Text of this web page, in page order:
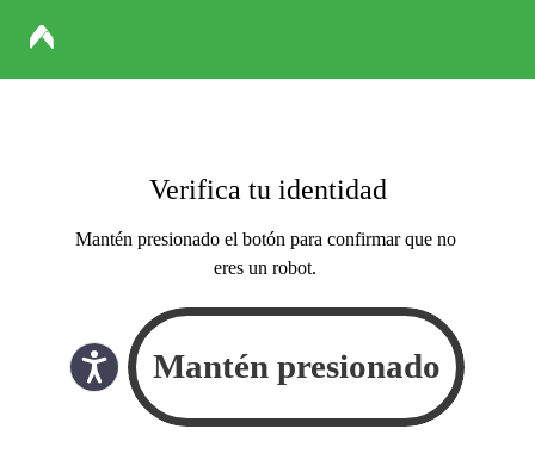
Verifica tu identidad
Mantén presionado el botón para confirmar que no
eres un robot.